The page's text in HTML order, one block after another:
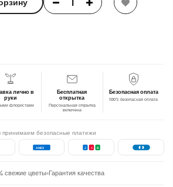
лично в
руки
флористами
Бесплатная
открытка
Персональная открытка
включена
Безопасная оплата
100% безопасная оплата
безопасные платежи
AMEX J C B
свежие цветы Гарантия качества